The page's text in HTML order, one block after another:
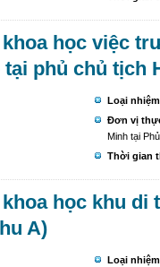
học việc
phủ chủ tịch
Loại
Đơn vị
Minh tại
Thời gian
học khu
A)
Loại